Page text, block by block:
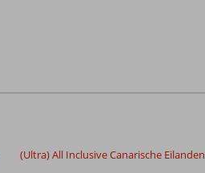
(Ultra) All Inclusive Canarische Eilanden